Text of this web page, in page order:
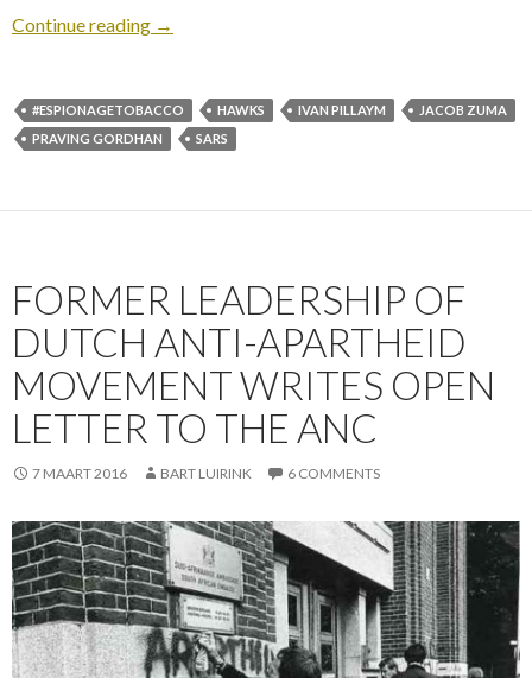
Continue reading →
#ESPIONAGETOBACCO HAWKS IVAN PILLAYM
JACOB ZUMA
PRAVING GORDHAN
SARS
FORMER LEADERSHIP OF
DUTCH ANTI-APARTHEID
MOVEMENT WRITES OPEN
LETTER TO THE ANC
7 MAART 2016 BART LUIRINK 6 COMMENTS